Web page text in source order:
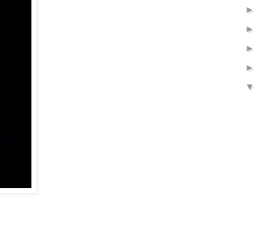
►
►
►
►
▼